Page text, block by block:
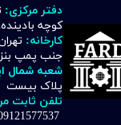
دفتر مرکزی:
کوچه
کارخانه:
جنب پمپ
شعبه شمال
پلاک بیست
تلفن ثابت
09121577537
حساب کاربری من
تغییر گذر واژه